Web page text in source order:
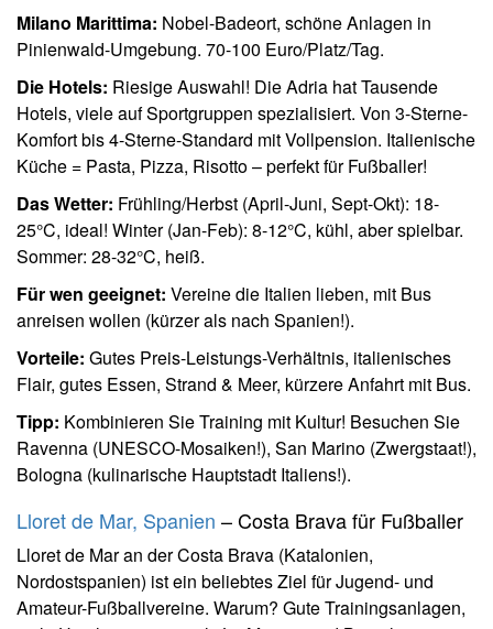
Milano Marittima: Nobel-Badeort, schöne Anlagen in
Pinienwald-Umgebung. 70-100 Euro/Platz/Tag.
Die Hotels: Riesige Auswahl! Die Adria hat Tausende
Hotels, viele auf Sportgruppen spezialisiert. Von 3-Sterne-
Komfort bis 4-Sterne-Standard mit Vollpension. Italienische
Küche = Pasta, Pizza, Risotto – perfekt für Fußballer!
Das Wetter: Frühling/Herbst (April-Juni, Sept-Okt): 18-
25°C, ideal! Winter (Jan-Feb): 8-12°C, kühl, aber spielbar.
Sommer: 28-32°C, heiß.
Für wen geeignet: Vereine die Italien lieben, mit Bus
anreisen wollen (kürzer als nach Spanien!).
Vorteile: Gutes Preis-Leistungs-Verhältnis, italienisches
Flair, gutes Essen, Strand & Meer, kürzere Anfahrt mit Bus.
Tipp: Kombinieren Sie Training mit Kultur! Besuchen Sie
Ravenna (UNESCO-Mosaiken!), San Marino (Zwergstaat!),
Bologna (kulinarische Hauptstadt Italiens!).
Lloret de Mar, Spanien – Costa Brava für Fußballer
Lloret de Mar an der Costa Brava (Katalonien,
Nordostspanien) ist ein beliebtes Ziel für Jugend- und
Amateur-Fußballvereine. Warum? Gute Trainingsanlagen,